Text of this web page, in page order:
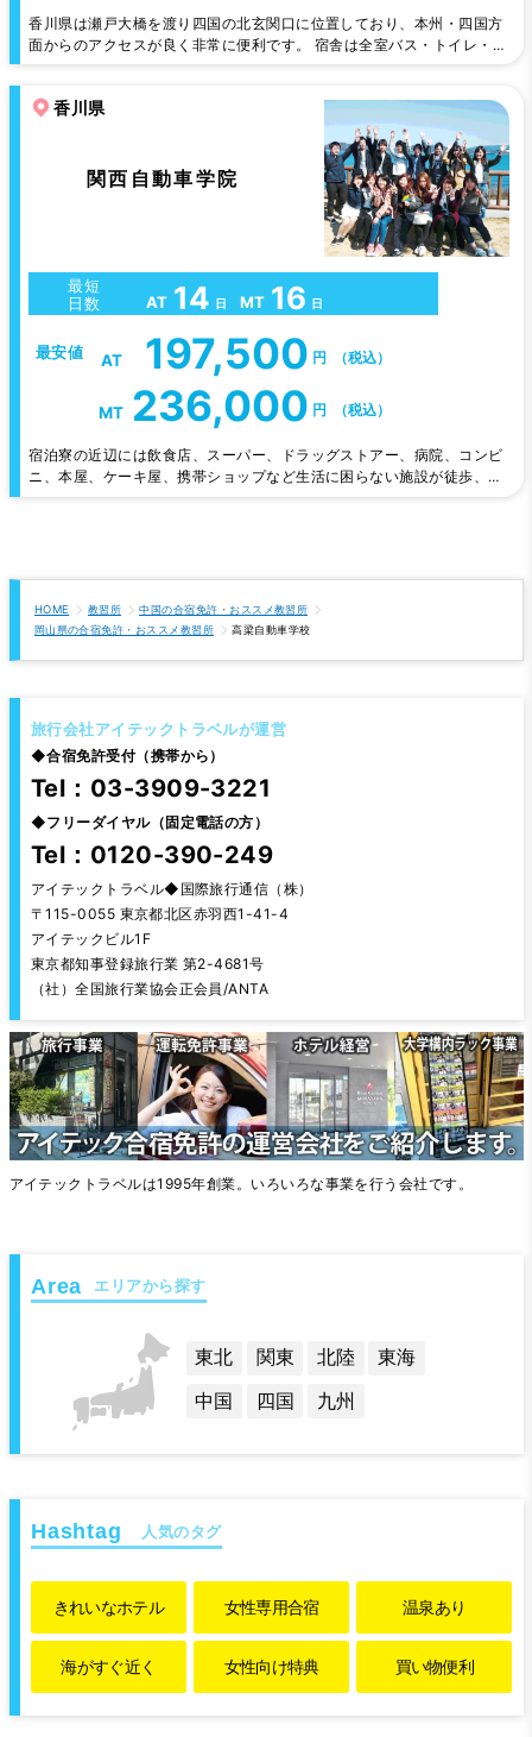
香川県は瀬戸大橋を渡り四国の北玄関口に位置しており、本州・四国方
面からのアクセスが良く非常に便利です。 宿舎は全室バス・トイレ・
香川県
関西自動車学院
最短
日数
AT 14 日 MT 16 日
最安値 AT 197,500 円 （税込）
MT 236,000 円 （税込）
宿泊寮の近辺には飲食店、スーパー、ドラッグストアー、病院、コンビ
ニ、本屋、ケーキ屋、携帯ショップなど生活に困らない施設が徒歩、自
HOME 教習所
中国の合宿免許・おススメ教習所
岡山県の合宿免許・おススメ教習所
高梁自動車学校
旅行会社アイテックトラベルが運営
◆合宿免許受付（携帯から）
Tel：03-3909-3221
◆フリーダイヤル（固定電話の方）
Tel：0120-390-249
アイテックトラベル◆国際旅行通信（株）
〒115-0055 東京都北区赤羽西1-41-4
アイテックビル1F
東京都知事登録旅行業 第2-4681号
（社）全国旅行業協会正会員/ANTA
アイテックトラベルは1995年創業。いろいろな事業を行う会社です。
エリアから探す
東北 関東 北陸
東海
中国
四国 九州
人気のタグ
きれいなホテル 女性専用合宿 温泉あり
海がすぐ近く 女性向け特典 買い物便利